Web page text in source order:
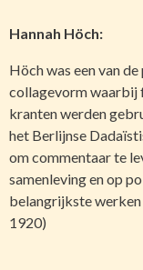
Hannah Höch:
Höch was een van
collagevorm waarbij
kranten werden
het Berlijnse
om commentaar te
samenleving en op
belangrijkste werken
1920)